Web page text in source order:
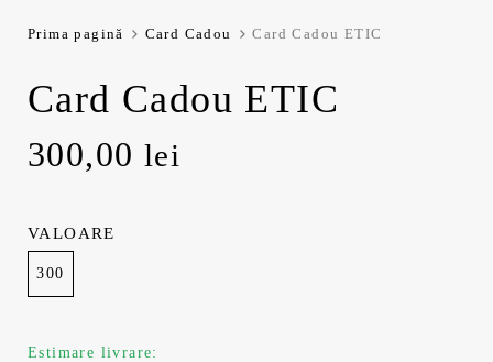
Prima pagină Card Cadou Card Cadou ETIC
Card Cadou ETIC
300,00 lei
300
VALOARE
Estimare livrare: